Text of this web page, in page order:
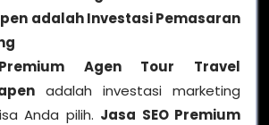
adalah Investasi Pemasaran
Agen Tour Travel
adalah investasi marketing
Anda pilih. Jasa SEO Premium